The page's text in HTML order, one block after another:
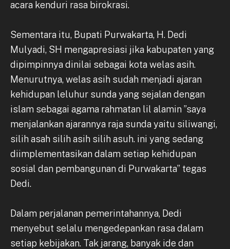
acara kenduri rasa birokrasi.
Sementara itu, Bupati Purwakarta, H. Dedi
Mulyadi, SH mengapresiasi jika kabupaten yang
dipimpinnya dinilai sebagai kota welas asih.
Menurutnya, welas asih sudah menjadi ajaran
kehidupan leluhur sunda yang sejalan dengan
islam sebagai agama rahmatan lil alamin ”saya
menjalankan ajarannya raja sunda yaitu siliwangi,
silih asah silih asih silih asuh. ini yang sedang
diimplementasikan dalam setiap kehidupan
sosial dan pembangunan di Purwakarta” tegas
Dedi.
Dalam perjalanan pemerintahannya, Dedi
menyebut selalu mengedepankan rasa dalam
setiap kebijakan. Tak jarang, banyak ide dan